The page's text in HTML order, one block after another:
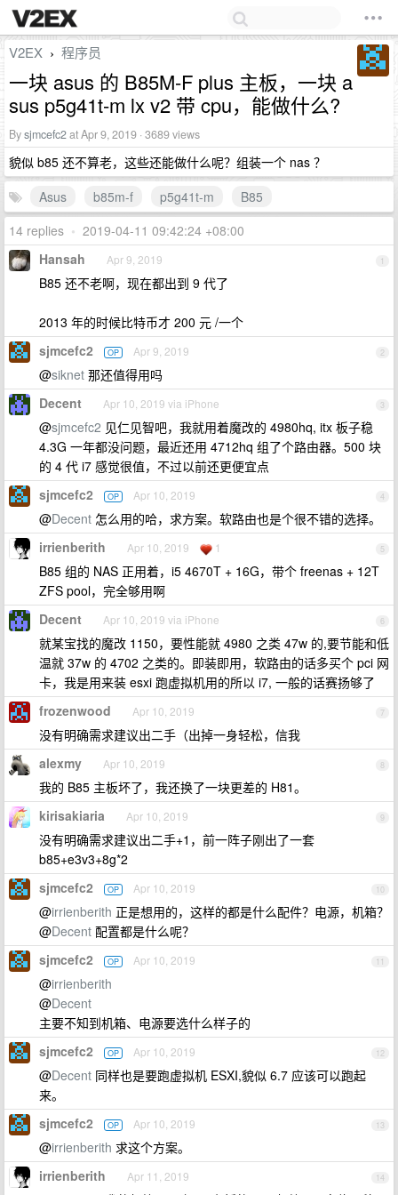
V2EX › 程序员
一块 asus 的 B85M-F plus 主板，一块 a
sus p5g41t-m lx v2 带 cpu，能做什么?
Bysjmcefc2at Apr 9, 2019 · 3689 views
貌似 b85 还不算老，这些还能做什么呢？组装一个 nas ？
Asus
b85m-f p5g41t-m
B85
14 replies • 2019-04-11 09:42:24 +08:00
1
Hansah Apr 9, 2019
B85 还不老啊，现在都出到 9 代了
2013 年的时候比特币才 200 元 /一个
2
sjmcefc2 OP Apr 9, 2019
@siknet 那还值得用吗
3
Decent Apr 10, 2019 via iPhone
@sjmcefc2 见仁见智吧，我就用着魔改的 4980hq, itx 板子稳
4.3G 一年都没问题，最近还用 4712hq 组了个路由器。500 块
的 4 代 i7 感觉很值，不过以前还更便宜点
4
sjmcefc2 OP Apr 10, 2019
@Decent 怎么用的哈，求方案。软路由也是个很不错的选择。
5
irrienberith Apr 10, 2019 1
B85 组的 NAS 正用着，i5 4670T + 16G，带个 freenas + 12T
ZFS pool，完全够用啊
6
Decent Apr 10, 2019 via iPhone
就某宝找的魔改 1150，要性能就 4980 之类 47w 的,要节能和低
温就 37w 的 4702 之类的。即装即用，软路由的话多买个 pci 网
卡，我是用来装 esxi 跑虚拟机用的所以 i7, 一般的话赛扬够了
7
frozenwood Apr 10, 2019
没有明确需求建议出二手（出掉一身轻松，信我
8
alexmy Apr 10, 2019
我的 B85 主板坏了，我还换了一块更差的 H81。
9
kirisakiaria Apr 10, 2019
没有明确需求建议出二手+1，前一阵子刚出了一套
b85+e3v3+8g*2
10
sjmcefc2 OP Apr 10, 2019
@irrienberith 正是想用的，这样的都是什么配件？电源，机箱？
@Decent 配置都是什么呢？
11
sjmcefc2 OP Apr 10, 2019
@irrienberith
@Decent
主要不知到机箱、电源要选什么样子的
12
sjmcefc2 OP Apr 10, 2019
@Decent 同样也是要跑虚拟机 ESXI,貌似 6.7 应该可以跑起
来。
13
sjmcefc2 OP Apr 10, 2019
@irrienberith 求这个方案。
14
irrienberith Apr 11, 2019